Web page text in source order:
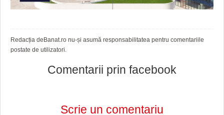
Redacția deBanat.ro nu-și asumă responsabilitatea pentru comentariile
postate de utilizatori.
Comentarii prin facebook
Scrie un comentariu